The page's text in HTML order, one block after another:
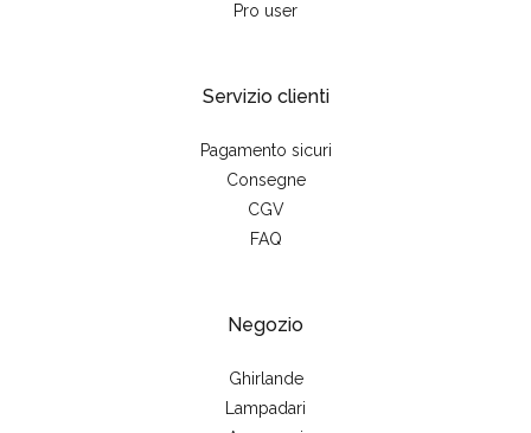
Pro user
Servizio clienti
Pagamento sicuri
Consegne
CGV
FAQ
Negozio
Ghirlande
Lampadari